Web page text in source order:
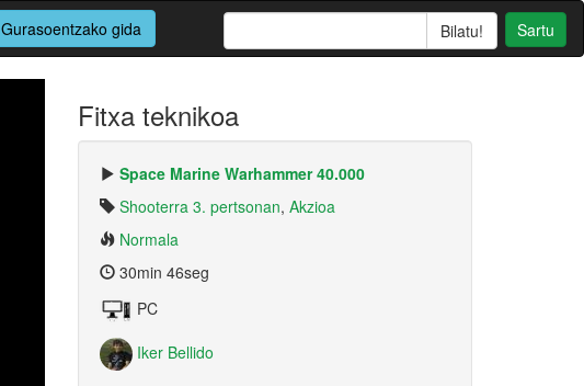
Gurasoentzako gida Sartu
Fitxa teknikoa
Space Marine Warhammer 40.000
Shooterra 3. pertsonan, Akzioa
Normala
30min 46seg
PC
Iker Bellido